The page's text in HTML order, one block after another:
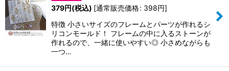
379円(税込) [通常販売価格: 398円]
特徴 小さいサイズのフレームとパーツが作れるシ
リコンモールド！ フレームの中に入るストーンが
作れるので、一緒に使いやすい◎ 小さめながらも
一つ…